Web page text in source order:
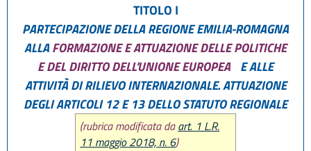
TITOLO I
PARTECIPAZIONE DELLA REGIONE EMILIA-ROMAGNA
ALLAFORMAZIONE E ATTUAZIONE DELLE POLITICHE
E DEL DIRITTO DELL'UNIONE EUROPEA E ALLE
ATTIVITÀ DI RILIEVO INTERNAZIONALE. ATTUAZIONE
DEGLI ARTICOLI 12 E 13 DELLO STATUTO REGIONALE
(rubrica modificata daart. 1 L.R.
11 maggio 2018, n. 6)